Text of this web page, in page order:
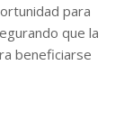
para
que la
beneficiarse